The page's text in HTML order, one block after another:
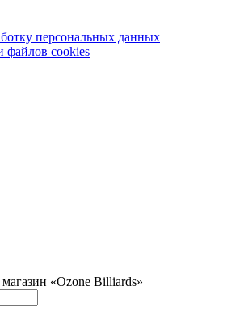
персональных данных
файлов cookies
«Ozone Billiards»